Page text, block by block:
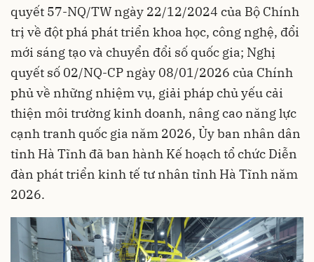
quyết 57-NQ/TW ngày 22/12/2024 của Bộ Chính
trị về đột phá phát triển khoa học, công nghệ, đổi
mới sáng tạo và chuyển đổi số quốc gia; Nghị
quyết số 02/NQ-CP ngày 08/01/2026 của Chính
phủ về những nhiệm vụ, giải pháp chủ yếu cải
thiện môi trường kinh doanh, nâng cao năng lực
cạnh tranh quốc gia năm 2026, Ủy ban nhân dân
tỉnh Hà Tĩnh đã ban hành Kế hoạch tổ chức Diễn
đàn phát triển kinh tế tư nhân tỉnh Hà Tĩnh năm
2026.